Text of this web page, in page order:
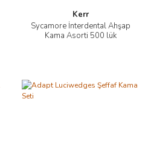
Kerr
Sycamore İnterdental Ahşap
Kama Asorti 500 lük